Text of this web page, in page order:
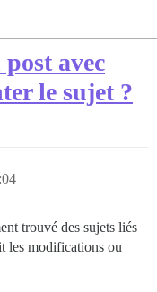
avec
le sujet ?
trouvé des sujets liés
les modifications ou